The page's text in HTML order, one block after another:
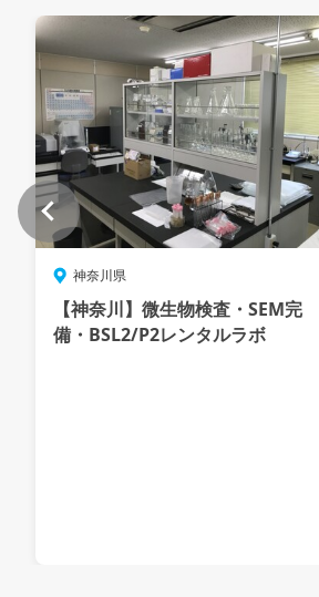
神奈川県
【神奈川】微生物検査・SEM完
備・BSL2/P2レンタルラボ